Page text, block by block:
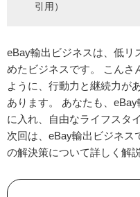
引用）
eBay輸出ビジネスは、低リ
めたビジネスです。 こんさ
ように、行動力と継続力が
あります。 あなたも、
に入れ、自由なライフスタ
次回は、eBay輸出ビジネス
の解決策について詳しく解